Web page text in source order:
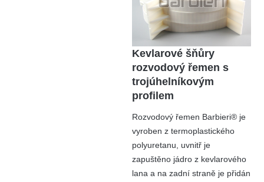
Kevlarové šňůry
rozvodový řemen s
trojúhelníkovým
profilem
Rozvodový řemen Barbieri® je
vyroben z termoplastického
polyuretanu, uvnitř je
zapuštěno jádro z kevlarového
lana a na zadní straně je přidán